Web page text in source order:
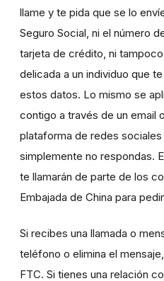
llame y te pida que se lo
Seguro Social, ni el número
tarjeta de crédito, ni
delicada a un individuo que
estos datos. Lo mismo se
contigo a través de un email
plataforma de redes
simplemente no respondas.
te llamarán de parte de los
Embajada de China para
Si recibes una llamada o
teléfono o elimina el
FTC. Si tienes una relación